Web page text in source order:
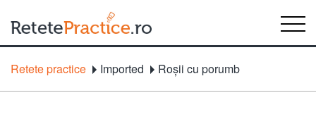
Retete practice Imported Roşii cu porumb